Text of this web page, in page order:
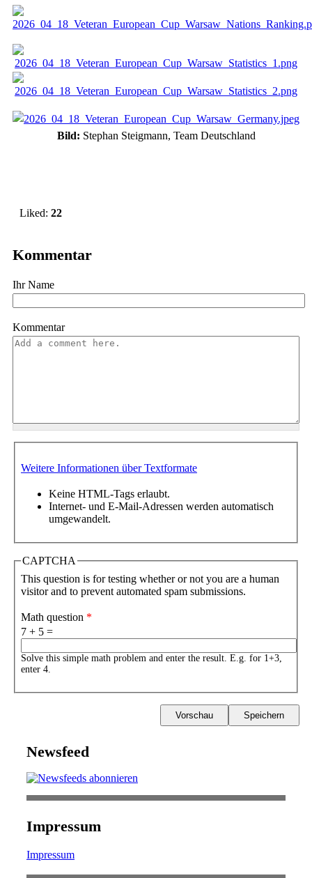
Bild: Stephan Steigmann, Team Deutschland
Liked: 22
Kommentar
Ihr Name
Kommentar
Weitere Informationen über Textformate
Keine HTML-Tags erlaubt.
Internet- und E-Mail-Adressen werden automatisch
umgewandelt.
CAPTCHA
This question is for testing whether or not you are a human
visitor and to prevent automated spam submissions.
Math question *
7 + 5 =
Solve this simple math problem and enter the result. E.g. for 1+3,
enter 4.
Newsfeed
Impressum
Impressum